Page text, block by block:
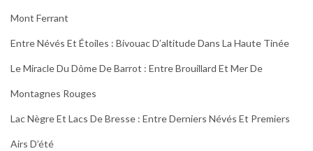
Mont Ferrant
Entre Névés Et Étoiles : Bivouac D’altitude Dans La Haute Tinée
Le Miracle Du Dôme De Barrot : Entre Brouillard Et Mer De
Montagnes Rouges
Lac Nègre Et Lacs De Bresse : Entre Derniers Névés Et Premiers
Airs D’été